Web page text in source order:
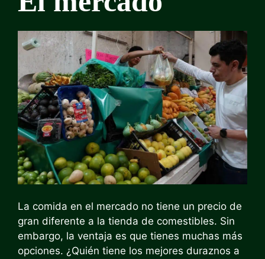
La comida en el mercado no tiene un precio de
gran diferente a la tienda de comestibles. Sin
embargo, la ventaja es que tienes muchas más
opciones. ¿Quién tiene los mejores duraznos a